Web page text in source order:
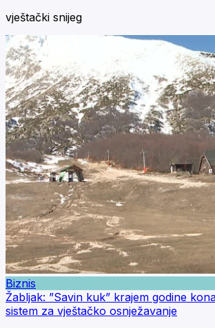
vještački snijeg
Biznis
Žabljak: ”Savin kuk” krajem godine
sistem za vještačko osnježavanje